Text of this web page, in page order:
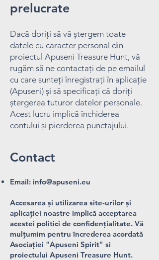
prelucrate
Dacă doriți să vă ștergem toate
datele cu caracter personal din
proiectul Apuseni Treasure Hunt, vă
rugăm să ne contactați de pe emailul
cu care sunteți înregistrați în aplicație
(Apuseni) și să specificați că doriți
ștergerea tuturor datelor personale.
Acest lucru implică închiderea
contului și pierderea punctajului.
Contact
Email: info@apuseni.eu
Accesarea și utilizarea site-urilor și
aplicației noastre implică acceptarea
acestei politici de confidențialitate. Vă
mulțumim pentru încrederea acordată
Asociației "Apuseni Spirit" si
proiectului Apuseni Treasure Hunt.